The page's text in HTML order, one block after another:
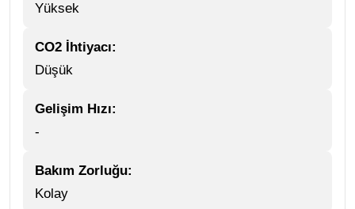
Yüksek
CO2 İhtiyacı:
Düşük
Gelişim Hızı:
-
Bakım Zorluğu:
Kolay